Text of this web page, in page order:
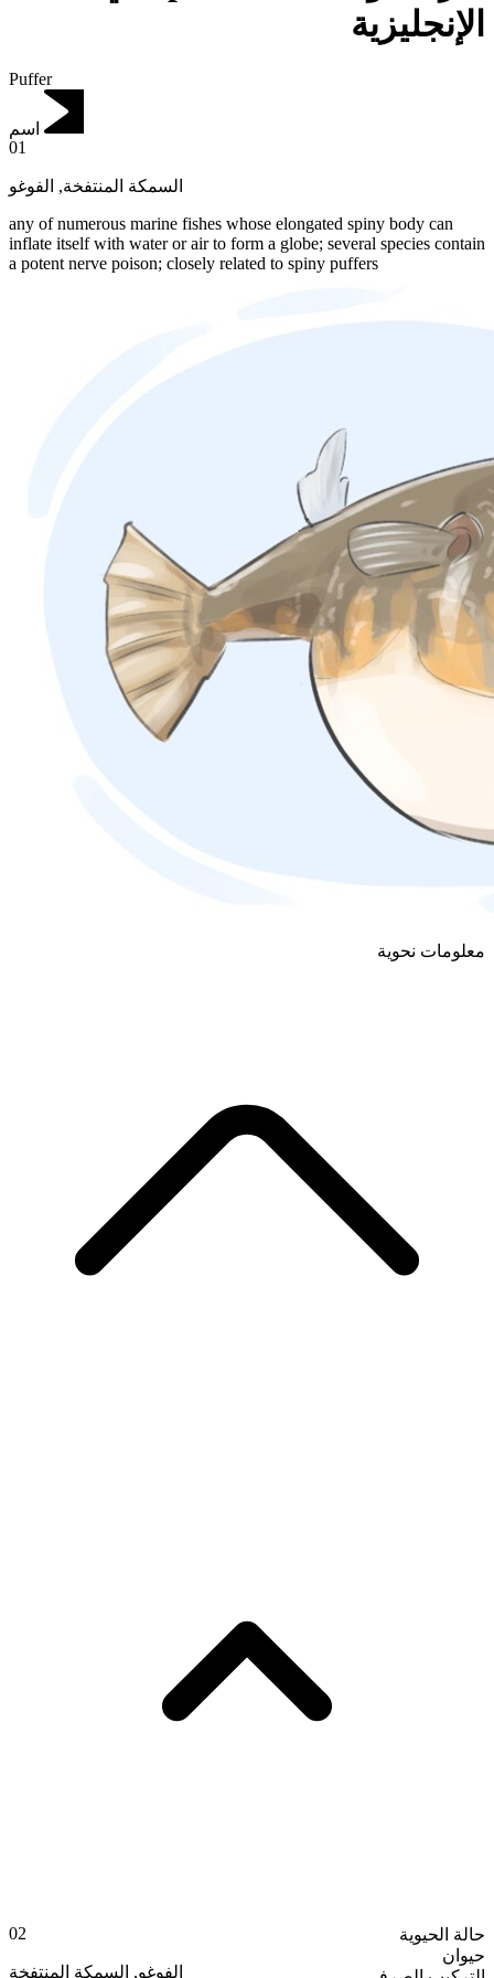
الإنجليزية
Puffer
اسم
01
السمكة المنتفخة, الفوغو
any of numerous marine fishes whose elongated spiny body can
inflate itself with water or air to form a globe; several species contain
a potent nerve poison; closely related to spiny puffers
معلومات نحوية
حالة الحيوية
حيوان
02
الفوغو, السمكة المنتفخة